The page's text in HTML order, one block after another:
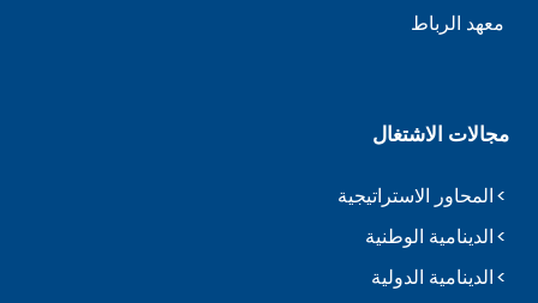
معهد الرباط
مجالات الاشتغال
المحاور الاستراتيجية
الدينامية الوطنية
الدينامية الدولية